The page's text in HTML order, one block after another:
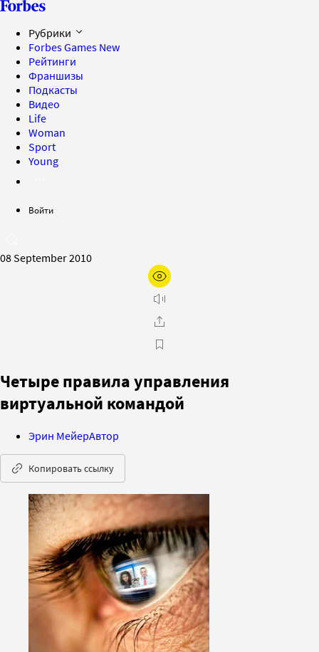
Рубрики
Forbes Games New
Рейтинги
Франшизы
Подкасты
Видео
Life
Woman
Sport
Young
Войти
08 September 2010
Четыре правила управления
виртуальной командой
Эрин МейерАвтор
Копировать ссылку